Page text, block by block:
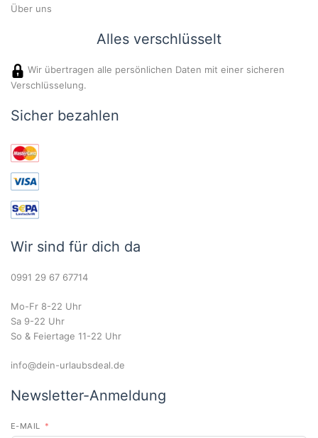
Über uns
Alles verschlüsselt
Wir übertragen alle persönlichen Daten mit einer sicheren
Verschlüsselung.
Sicher bezahlen
Wir sind für dich da
0991 29 67 67714
Mo-Fr 8-22 Uhr
Sa 9-22 Uhr
So & Feiertage 11-22 Uhr
info@dein-urlaubsdeal.de
Newsletter-Anmeldung
E-MAIL